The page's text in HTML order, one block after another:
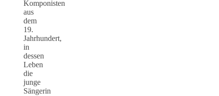
Komponisten
aus
dem
19.
Jahrhundert,
in
dessen
Leben
die
junge
Sängerin